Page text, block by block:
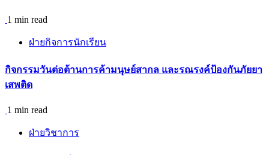
1 min read
ฝ่ายกิจการนักเรียน
กิจกรรม​วันต่อต้านการค้ามนุษย์สากล และรณรงค์ป้องกันภัยยา
เสพติด
1 min read
ฝ่ายวิชาการ